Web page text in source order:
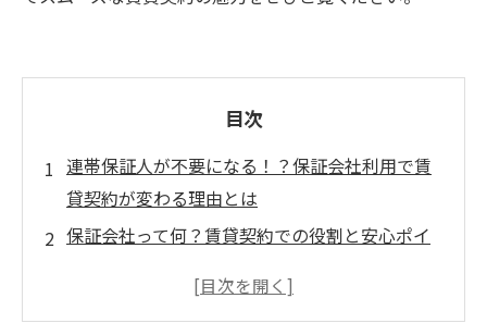
目次
連帯保証人が不要になる！？保証会社利用で賃
貸契約が変わる理由とは
保証会社って何？賃貸契約での役割と安心ポイ
保証会社利用のメリットとデメリット、知って